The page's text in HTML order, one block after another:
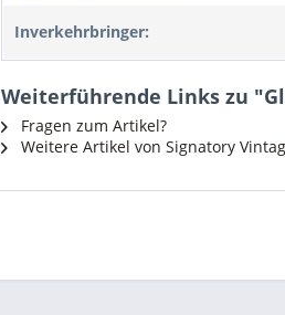
Inverkehrbringer:
Weiterführende Links zu
Fragen zum Artikel?
Weitere Artikel von Signatory